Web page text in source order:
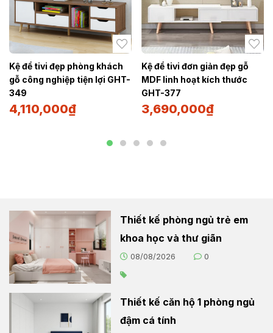
Kệ để tivi đẹp phòng khách
gỗ công nghiệp tiện lợi GHT-
349
4,110,000₫
Kệ để tivi đơn giản đẹp gỗ
MDF linh hoạt kích thước
GHT-377
3,690,000₫
Thiết kế phòng ngủ trẻ em
khoa học và thư giãn
08/08/2026 0
Thiết kế căn hộ 1 phòng ngủ
đậm cá tính